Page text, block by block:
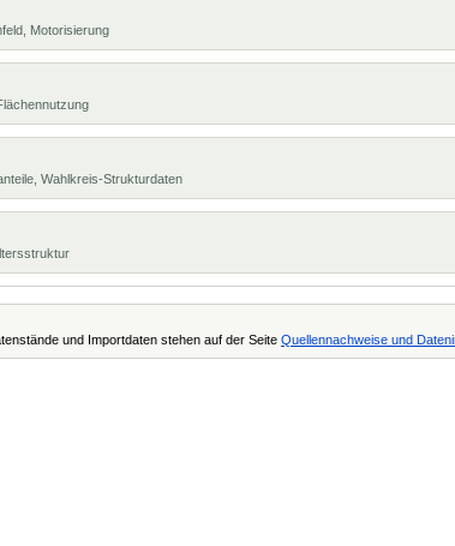
Motorisierung
Wahlkreis-Strukturdaten
und Importdaten stehen auf der Seite Quellennachweise und